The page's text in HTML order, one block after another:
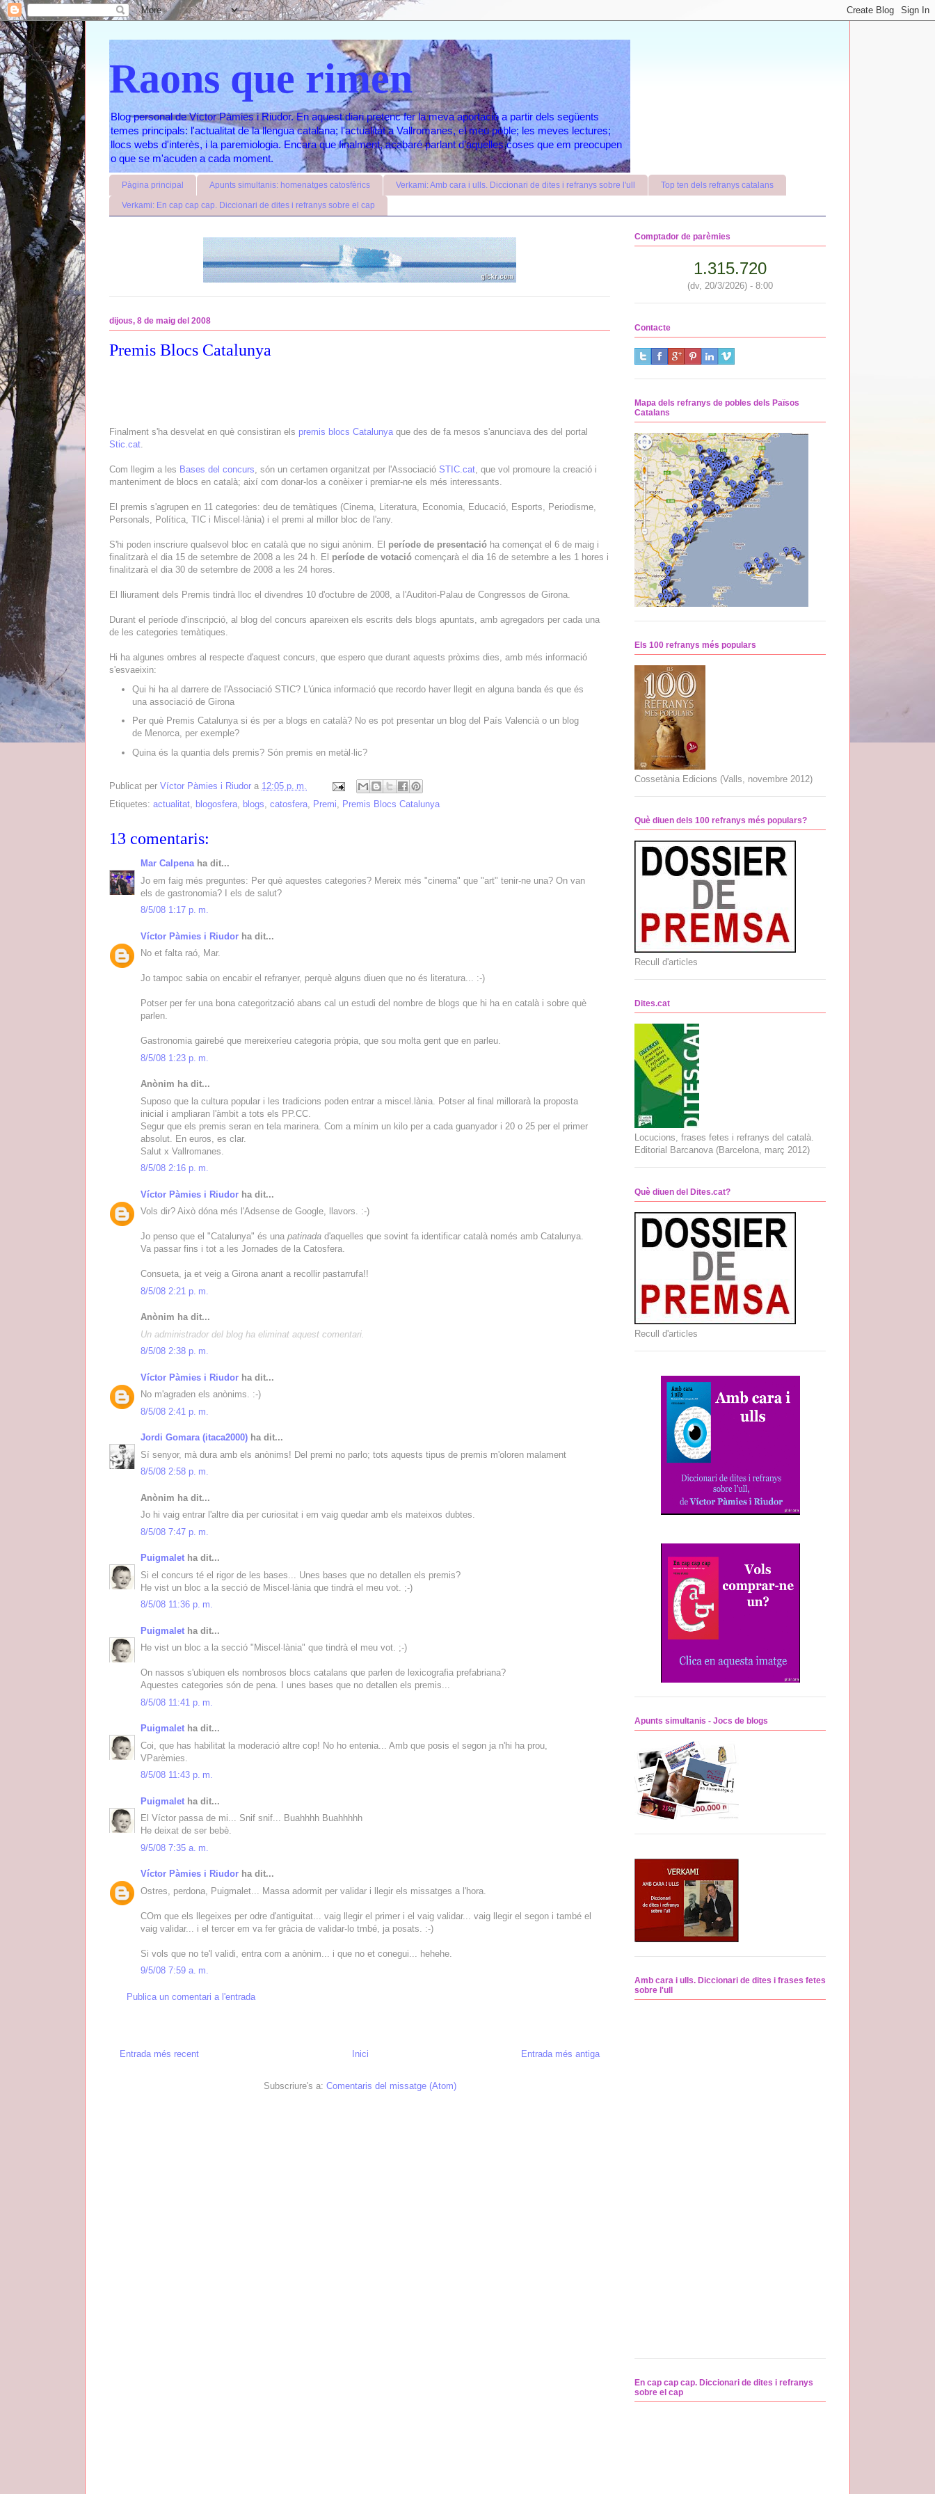
Raons que rimen
Blog personal de Víctor Pàmies i Riudor. En aquest diari pretenc fer la meva aportació a partir dels següents
temes principals: l'actualitat de la llengua catalana; l'actualitat a Vallromanes, el meu poble; les meves lectures;
llocs webs d'interès, i la paremiologia. Encara que finalment, acabaré parlant d'aquelles coses que em preocupen
o que se m'acuden a cada moment.
Pàgina principal Apunts simultanis: homenatges catosfèrics Verkami: Amb cara i ulls. Diccionari de dites i refranys sobre l'ull Top ten dels refranys catalans
Verkami: En cap cap cap. Diccionari de dites i refranys sobre el cap
dijous, 8 de maig del 2008
Premis Blocs Catalunya
Finalment s'ha desvelat en què consistiran els premis blocs Catalunya que des de fa mesos s'anunciava des del portal
Stic.cat
Com llegim a les Bases del concurs , són un certamen organitzat per l'Associació STIC.cat , que vol promoure la creació i
manteniment de blocs en català; així com donar-los a conèixer i premiar-ne els més interessants.
El premis s'agrupen en 11 categories: deu de temàtiques (Cinema, Literatura, Economia, Educació, Esports, Periodisme,
Personals, Política, TIC i Miscel·lània) i el premi al millor bloc de l'any.
S'hi poden inscriure qualsevol bloc en català que no sigui anònim. El període de presentació ha començat el 6 de maig i
finalitzarà el dia 15 de setembre de 2008 a les 24 h. El període de votació començarà el dia 16 de setembre a les 1 hores i
finalitzarà el dia 30 de setembre de 2008 a les 24 hores.
El lliurament dels Premis tindrà lloc el divendres 10 d'octubre de 2008, a l'Auditori-Palau de Congressos de Girona.
Durant el període d'inscripció, al blog del concurs apareixen els escrits dels blogs apuntats, amb agregadors per cada una
de les categories temàtiques.
Hi ha algunes ombres al respecte d'aquest concurs, que espero que durant aquests pròxims dies, amb més informació
s'esvaeixin:
Qui hi ha al darrere de l'Associació STIC? L'única informació que recordo haver llegit en alguna banda és que és
una associació de Girona
Per què Premis Catalunya si és per a blogs en català? No es pot presentar un blog del País Valencià o un blog
de Menorca, per exemple?
Quina és la quantia dels premis? Són premis en metàl·lic?
Publicat per Víctor Pàmies i Riudor a 12:05 p. m.
Etiquetes: actualitat, blogosfera, blogs, catosfera, Premi, Premis Blocs Catalunya
13 comentaris:
Mar Calpenaha dit...
Jo em faig més preguntes: Per què aquestes categories? Mereix més "cinema" que "art" tenir-ne una? On van
els de gastronomia? I els de salut?
8/5/08 1:17 p. m.
Víctor Pàmies i Riudor ha dit...
No et falta raó, Mar.
Jo tampoc sabia on encabir el refranyer, perquè alguns diuen que no és literatura... :-)
Potser per fer una bona categorització abans cal un estudi del nombre de blogs que hi ha en català i sobre què
parlen.
Gastronomia gairebé que mereixeríeu categoria pròpia, que sou molta gent que en parleu.
8/5/08 1:23 p. m.
Anònim ha dit...
Suposo que la cultura popular i les tradicions poden entrar a miscel.lània. Potser al final millorarà la proposta
inicial i ampliaran l'àmbit a tots els PP.CC.
Segur que els premis seran en tela marinera. Com a mínim un kilo per a cada guanyador i 20 o 25 per el primer
absolut. En euros, es clar.
Salut x Vallromanes.
8/5/08 2:16 p. m.
Víctor Pàmies i Riudor ha dit...
Vols dir? Això dóna més l'Adsense de Google, llavors. :-)
Jo penso que el "Catalunya" és una patinada d'aquelles que sovint fa identificar català només amb Catalunya.
Va passar fins i tot a les Jornades de la Catosfera.
Consueta, ja et veig a Girona anant a recollir pastarrufa!!
8/5/08 2:21 p. m.
Anònim ha dit...
Un administrador del blog ha eliminat aquest comentari.
8/5/08 2:38 p. m.
Víctor Pàmies i Riudor ha dit...
No m'agraden els anònims. :-)
8/5/08 2:41 p. m.
Jordi Gomara (itaca2000) ha dit...
Sí senyor, mà dura amb els anònims! Del premi no parlo; tots aquests tipus de premis m'oloren malament
8/5/08 2:58 p. m.
Anònim ha dit...
Jo hi vaig entrar l'altre dia per curiositat i em vaig quedar amb els mateixos dubtes.
8/5/08 7:47 p. m.
Puigmalet ha dit...
Si el concurs té el rigor de les bases... Unes bases que no detallen els premis?
He vist un bloc a la secció de Miscel·lània que tindrà el meu vot. ;-)
8/5/08 11:36 p. m.
Puigmalet ha dit...
He vist un bloc a la secció "Miscel·lània" que tindrà el meu vot. ;-)
On nassos s'ubiquen els nombrosos blocs catalans que parlen de lexicografia prefabriana?
Aquestes categories són de pena. I unes bases que no detallen els premis...
8/5/08 11:41 p. m.
Puigmalet ha dit...
Coi, que has habilitat la moderació altre cop! No ho entenia... Amb que posis el segon ja n'hi ha prou,
VParèmies.
8/5/08 11:43 p. m.
Puigmalet ha dit...
El Víctor passa de mi... Snif snif... Buahhhh Buahhhhh
He deixat de ser bebè.
9/5/08 7:35 a. m.
Víctor Pàmies i Riudor ha dit...
Ostres, perdona, Puigmalet... Massa adormit per validar i llegir els missatges a l'hora.
COm que els llegeixes per odre d'antiguitat... vaig llegir el primer i el vaig validar... vaig llegir el segon i també el
vaig validar... i el tercer em va fer gràcia de validar-lo tmbé, ja posats. :-)
Si vols que no te'l validi, entra com a anònim... i que no et conegui... hehehe.
9/5/08 7:59 a. m.
Publica un comentari a l'entrada
Entrada més recent Entrada més antiga
Inici
Subscriure's a: Comentaris del missatge (Atom)
Comptador de parèmies
1.315.720
(dv, 20/3/2026) - 8:00
Contacte
Mapa dels refranys de pobles dels Països
Catalans
Els 100 refranys més populars
Cossetània Edicions (Valls, novembre 2012)
Què diuen dels 100 refranys més populars?
Recull d'articles
Dites.cat
Locucions, frases fetes i refranys del català.
Editorial Barcanova (Barcelona, març 2012)
Què diuen del Dites.cat?
Recull d'articles
Apunts simultanis - Jocs de blogs
Amb cara i ulls. Diccionari de dites i frases fetes
sobre l'ull
En cap cap cap. Diccionari de dites i refranys
sobre el cap